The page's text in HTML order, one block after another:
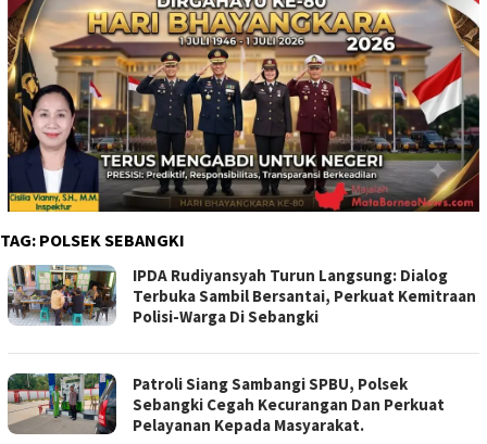
TAG: POLSEK SEBANGKI
IPDA Rudiyansyah Turun Langsung: Dialog
Terbuka Sambil Bersantai, Perkuat Kemitraan
Polisi-Warga Di Sebangki
Patroli Siang Sambangi SPBU, Polsek
Sebangki Cegah Kecurangan Dan Perkuat
Pelayanan Kepada Masyarakat.